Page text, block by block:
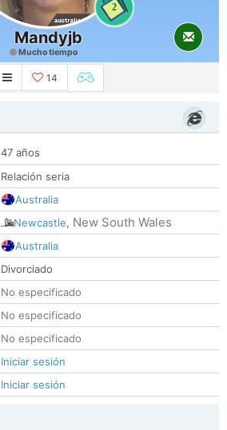
2
Mandyjb
Mucho tiempo
14
47 años
Relación seria
Australia
Newcastle, New South Wales
Australia
Divorciado
No especificado
No especificado
No especificado
Iniciar sesión
Iniciar sesión